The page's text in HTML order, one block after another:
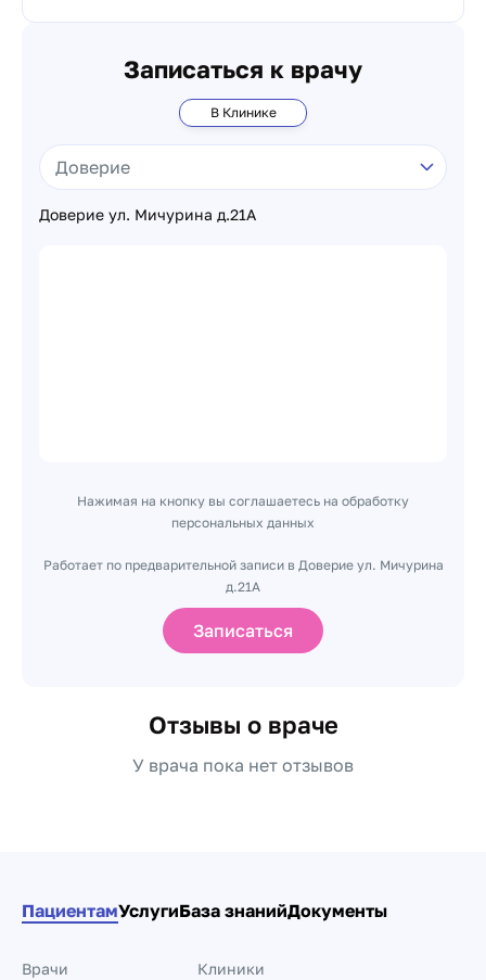
Записаться к врачу
В Клинике
Доверие ул. Мичурина д.21А
Нажимая на кнопку вы соглашаетесь на обработку
персональных данных
Работает по предварительной записи в Доверие ул. Мичурина
д.21А
Записаться
Отзывы о враче
У врача пока нет отзывов
ПациентамУслугиБаза знанийДокументы
Врачи Клиники